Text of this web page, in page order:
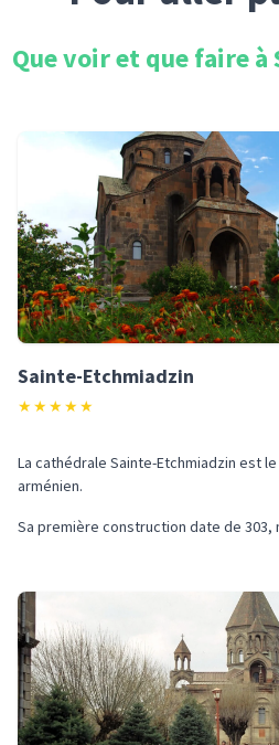
Que voir et que faire à
Sainte-Etchmiadzin
★★★★★
La cathédrale Sainte-Etchmiadzin est
arménien.
Sa première construction date de 303,